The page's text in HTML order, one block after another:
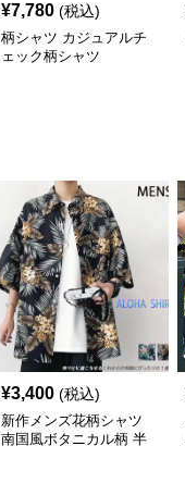
¥7,780 (税込)
柄シャツ カジュアルチ
ェック柄シャツ
¥3,400 (税込)
新作メンズ花柄シャツ
南国風ボタニカル柄 半